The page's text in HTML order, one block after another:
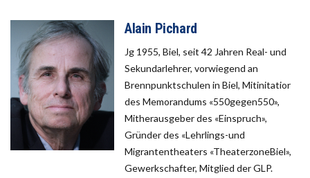
Alain Pichard
Jg 1955, Biel, seit 42 Jahren Real- und
Sekundarlehrer, vorwiegend an
Brennpunktschulen in Biel, Mitinitatior
des Memorandums «550gegen550»,
Mitherausgeber des «Einspruch»,
Gründer des «Lehrlings-und
Migrantentheaters «TheaterzoneBiel»,
Gewerkschafter, Mitglied der GLP.